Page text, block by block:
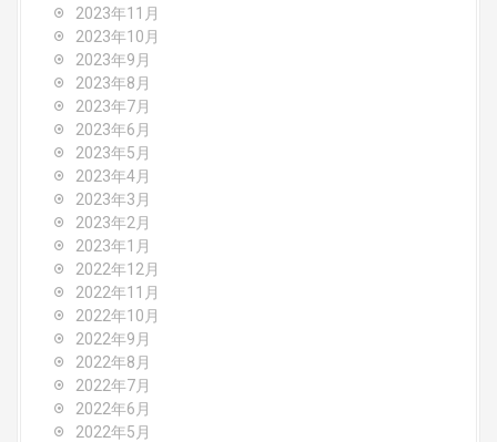
2023年11月
2023年10月
2023年9月
2023年8月
2023年7月
2023年6月
2023年5月
2023年4月
2023年3月
2023年2月
2023年1月
2022年12月
2022年11月
2022年10月
2022年9月
2022年8月
2022年7月
2022年6月
2022年5月